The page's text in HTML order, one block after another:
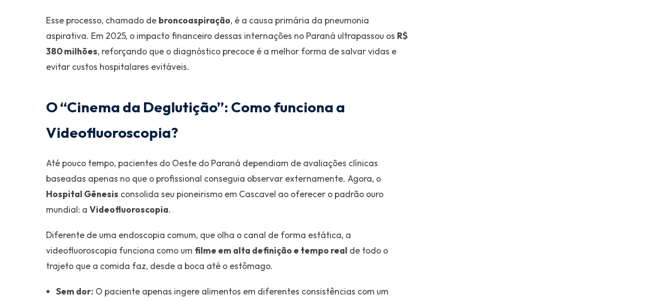
Esse processo, chamado de broncoaspiração, é a causa primária da pneumonia
aspirativa. Em 2025, o impacto financeiro dessas internações no Paraná ultrapassou os R$
380 milhões, reforçando que o diagnóstico precoce é a melhor forma de salvar vidas e
evitar custos hospitalares evitáveis.
O “Cinema da Deglutição”: Como funciona a
Videofluoroscopia?
Até pouco tempo, pacientes do Oeste do Paraná dependiam de avaliações clínicas
baseadas apenas no que o profissional conseguia observar externamente. Agora, o
Hospital Gênesis consolida seu pioneirismo em Cascavel ao oferecer o padrão ouro
mundial: a Videofluoroscopia.
Diferente de uma endoscopia comum, que olha o canal de forma estática, a
videofluoroscopia funciona como um filme em alta definição e tempo real de todo o
trajeto que a comida faz, desde a boca até o estômago.
Sem dor: O paciente apenas ingere alimentos em diferentes consistências com um